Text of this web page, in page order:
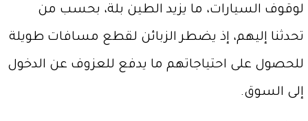
لوقوف السيارات، ما يزيد الطين بلة، بحسب من
تحدثنا إليهم، إذ يضطر الزبائن لقطع مسافات طويلة
للحصول على احتياجاتهم ما يدفع للعزوف عن الدخول
إلى السوق.